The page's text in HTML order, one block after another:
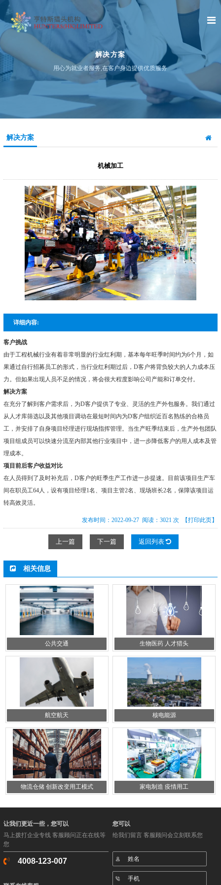
解决方案
用心为就业者服务,在客户身边提供优质服务
解决方案
机械加工
详细内容:
客户挑战
由于工程机械行业有着非常明显的行业红利期，基本每年旺季时间约为6个月，如
果通过自行招募员工的形式，当行业红利期过后，D客户将背负较大的人力成本压
力。但如果出现人员不足的情况，将会很大程度影响公司产能和订单交付。
解决方案
在充分了解到客户需求后，为D客户提供了专业、灵活的生产外包服务。我们通过
从人才库筛选以及其他项目调动在最短时间内为D客户组织近百名熟练的合格员
工，并安排了自身项目经理进行现场指挥管理。当生产旺季结束后，生产外包团队
项目组成员可以快速分流至内部其他行业项目中，进一步降低客户的用人成本及管
理成本。
项目前后客户收益对比
在人员得到了及时补充后，D客户的旺季生产工作进一步提速。目前该项目生产车
间在职员工64人，设有项目经理1名、项目主管2名、现场班长2名，保障该项目运
转高效灵活。
发布时间：2022-09-27 阅读：3021 次 【打印此页】
上一篇 下一篇 返回列表
相关信息
公共交通 生物医药 人才猎头
航空航天 核电能源
物流仓储 创新改变用工模式 家电制造 疫情用工
让我们更近一些，您可以
马上拨打企业专线 客服顾问正在在线等
您
4008-123-007
您可以
给我们留言 客服顾问会立刻联系您